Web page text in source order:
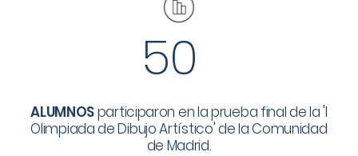
50
ALUMNOSparticiparon en la prueba final de la 'I
Olimpiada de Dibujo Artístico' de la Comunidad
de Madrid.